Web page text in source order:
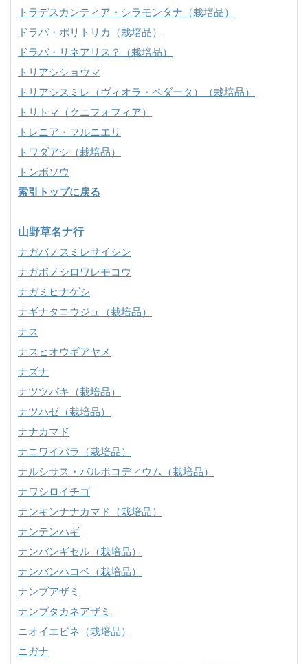
トラデスカンティア・シラモンタナ（栽培品）
ドラバ・ポリトリカ（栽培品）
ドラバ・リネアリス？（栽培品）
トリアシショウマ
トリアシスミレ（ヴィオラ・ペダータ）（栽培品）
トリトマ（クニフォフィア）
トレニア・フルニエリ
トワダアシ（栽培品）
トンボソウ
索引トップに戻る
山野草名ナ行
ナガバノスミレサイシン
ナガボノシロワレモコウ
ナガミヒナゲシ
ナギナタコウジュ（栽培品）
ナス
ナスヒオウギアヤメ
ナズナ
ナツツバキ（栽培品）
ナツハゼ（栽培品）
ナナカマド
ナニワイバラ（栽培品）
ナルシサス・バルボコディウム（栽培品）
ナワシロイチゴ
ナンキンナナカマド（栽培品）
ナンテンハギ
ナンバンギセル（栽培品）
ナンバンハコベ（栽培品）
ナンブアザミ
ナンブタカネアザミ
ニオイエビネ（栽培品）
ニガナ